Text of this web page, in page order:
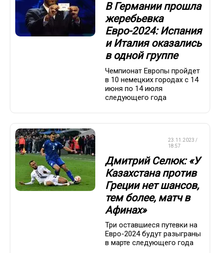
В Германии прошла
жеребьевка
Евро-2024: Испания
и Италия оказались
в одной группе
Чемпионат Европы пройдет
в 10 немецких городах с 14
июня по 14 июля
следующего года
23.11.2023 /
18:57
Дмитрий Селюк: «У
Казахстана против
Греции нет шансов,
тем более, матч в
Афинах»
Три оставшиеся путевки на
Евро-2024 будут разыграны
в марте следующего года